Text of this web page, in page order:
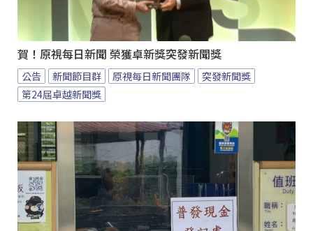
賀！原視每日新聞 榮獲卓新獎突發新聞獎
公告 新聞節目群 原視每日新聞團隊
突發新聞獎
第24屆卓越新聞獎